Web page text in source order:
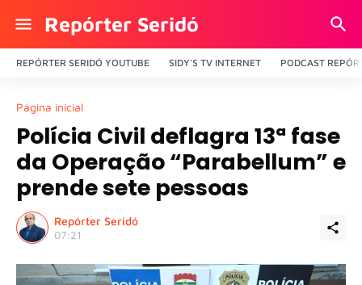
Repórter Seridó
REPÓRTER SERIDÓ YOUTUBE SIDY'S TV INTERNET PODCAST
Página inicial
Polícia Civil deflagra 13ª fase
da Operação “Parabellum” e
prende sete pessoas
Repórter Seridó
07:21